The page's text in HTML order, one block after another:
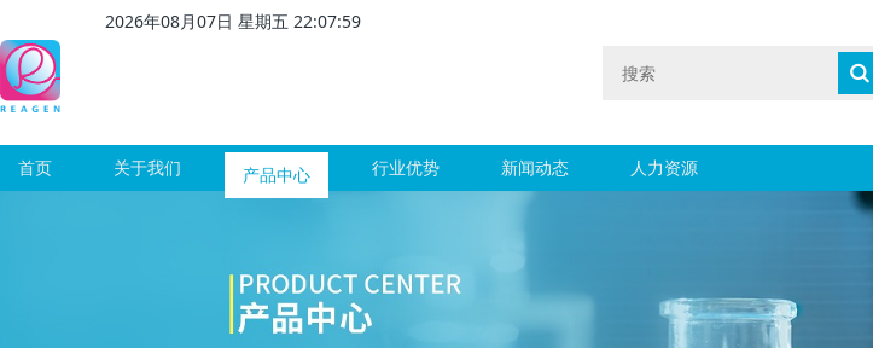
2026年08月07日 星期五 22:08:01
首页 关于我们 产品中心 行业优势 新闻动态 人力资源